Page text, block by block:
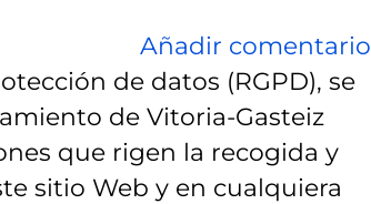
Añadir comentario
de datos (RGPD), se
de Vitoria-Gasteiz
que rigen la recogida y
sitio Web y en cualquiera